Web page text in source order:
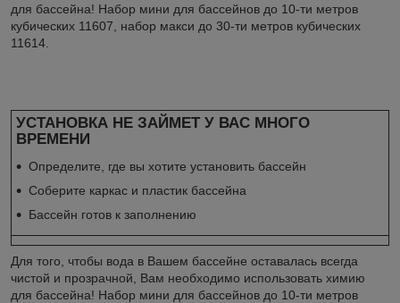
для бассейна! Набор мини для бассейнов до 10-ти метров
кубических 11607, набор макси до 30-ти метров кубических
11614.
УСТАНОВКА НЕ ЗАЙМЕТ У ВАС МНОГО
ВРЕМЕНИ
Определите, где вы хотите установить бассейн
Соберите каркас и пластик бассейна
Бассейн готов к заполнению
Для того, чтобы вода в Вашем бассейне оставалась всегда
чистой и прозрачной, Вам необходимо использовать химию
для бассейна! Набор мини для бассейнов до 10-ти метров